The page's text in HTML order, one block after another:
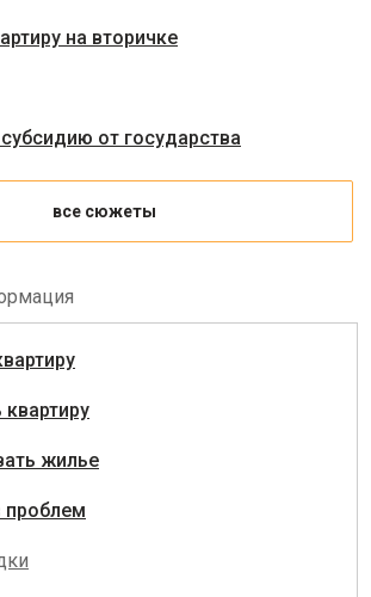
на вторичке
от государства
все сюжеты
жилье
проблем